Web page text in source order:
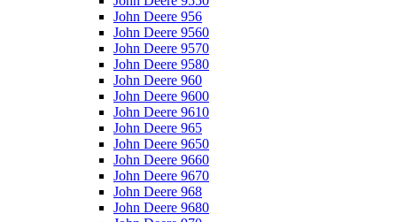
John Deere 956
John Deere 9560
John Deere 9570
John Deere 9580
John Deere 960
John Deere 9600
John Deere 9610
John Deere 965
John Deere 9650
John Deere 9660
John Deere 9670
John Deere 968
John Deere 9680